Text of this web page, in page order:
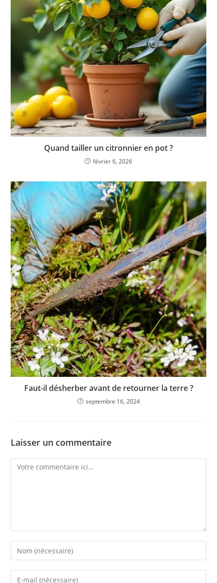
Quand tailler un citronnier en pot ?
février 6, 2026
Faut-il désherber avant de retourner la terre ?
septembre 16, 2024
Laisser un commentaire